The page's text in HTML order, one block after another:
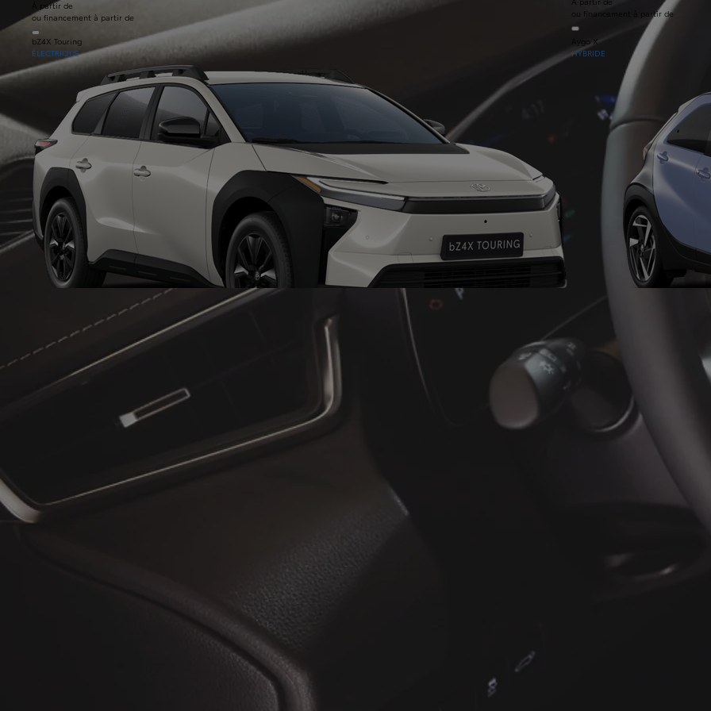
À partir de
ou financement à partir de
ou financement à partir de
bZ4X Touring
ÉLECTRIQUE
À partir de
ou financement à partir de
Aygo X
HYBRIDE